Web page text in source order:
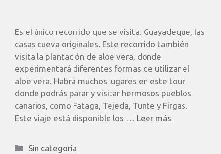
Es el único recorrido que se visita. Guayadeque, las
casas cueva originales. Este recorrido también
visita la plantación de aloe vera, donde
experimentará diferentes formas de utilizar el
aloe vera. Habrá muchos lugares en este tour
donde podrás parar y visitar hermosos pueblos
canarios, como Fataga, Tejeda, Tunte y Firgas.
Este viaje está disponible los … Leer más
Sin categoria